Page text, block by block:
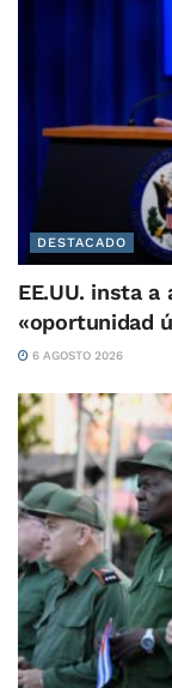
DESTACADO
EE.UU. insta
«oportunidad
6 AGOSTO 2026